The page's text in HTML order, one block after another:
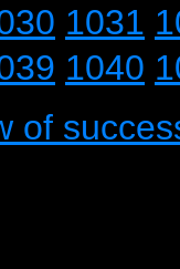
1031
1040
of